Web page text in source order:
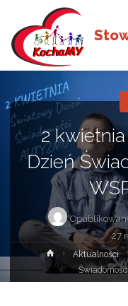
2
Dzień
27
Strona
główna
Aktualności